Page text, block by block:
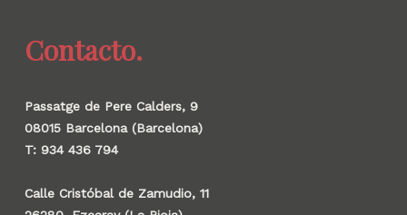
Contacto.
Passatge de Pere Calders, 9
08015 Barcelona (Barcelona)
T: 934 436 794
Calle Cristóbal de Zamudio, 11